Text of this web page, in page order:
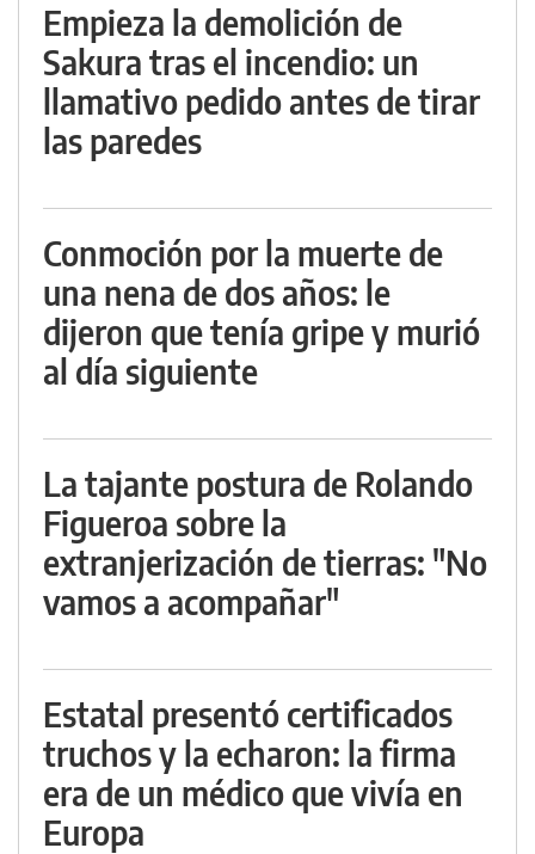
Empieza la demolición de
Sakura tras el incendio: un
llamativo pedido antes de tirar
las paredes
Conmoción por la muerte de
una nena de dos años: le
dijeron que tenía gripe y murió
al día siguiente
La tajante postura de Rolando
Figueroa sobre la
extranjerización de tierras: "No
vamos a acompañar"
Estatal presentó certificados
truchos y la echaron: la firma
era de un médico que vivía en
Europa